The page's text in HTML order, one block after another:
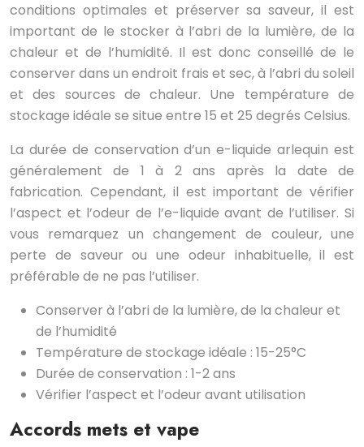
conditions optimales et préserver sa saveur, il est
important de le stocker à l’abri de la lumière, de la
chaleur et de l’humidité. Il est donc conseillé de le
conserver dans un endroit frais et sec, à l’abri du soleil
et des sources de chaleur. Une température de
stockage idéale se situe entre 15 et 25 degrés Celsius.
La durée de conservation d’un e-liquide arlequin est
généralement de 1 à 2 ans après la date de
fabrication. Cependant, il est important de vérifier
l’aspect et l’odeur de l’e-liquide avant de l’utiliser. Si
vous remarquez un changement de couleur, une
perte de saveur ou une odeur inhabituelle, il est
préférable de ne pas l’utiliser.
Conserver à l’abri de la lumière, de la chaleur et
de l’humidité
Température de stockage idéale : 15-25°C
Durée de conservation : 1-2 ans
Vérifier l’aspect et l’odeur avant utilisation
Accords mets et vape